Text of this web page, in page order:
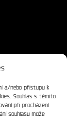
a/nebo přístupu k
Souhlas s těmito
při procházení
souhlasu může